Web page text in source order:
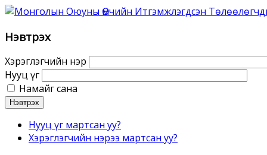
Нэвтрэх
Хэрэглэгчийн нэр
Нууц үг
Намайг сана
Нэвтрэх
Нууц үг мартсан уу?
Хэрэглэгчийн нэрээ мартсан уу?